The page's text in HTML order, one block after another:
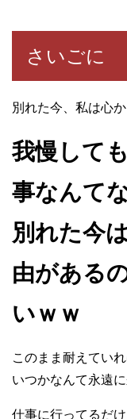
さいごに
別れた今、私は心
我慢して
事なんて
別れた今
由がある
いｗｗ
このまま耐えてい
いつかなんて永遠
仕事に行ってるだ